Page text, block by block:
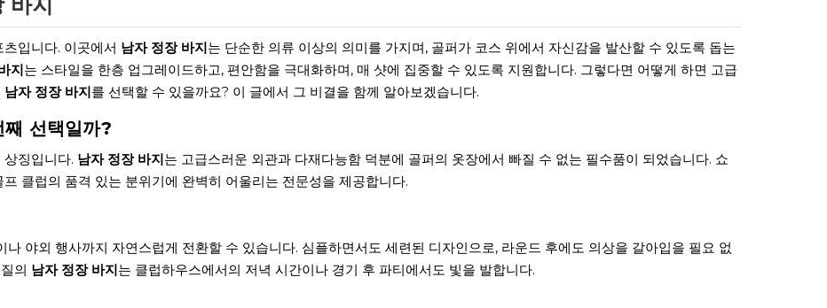
입니다. 이곳에서 남자 정장 바지는 단순한 의류 이상의 의미를 가지며, 골퍼가 코스 위에서 자신감을 발산할 수 있도록 돕는
지는 스타일을 한층 업그레이드하고, 편안함을 극대화하며, 매 샷에 집중할 수 있도록 지원합니다. 그렇다면 어떻게 하면 고급
남자 정장 바지를 선택할 수 있을까요? 이 글에서 그 비결을 함께 알아보겠습니다.
선택일까?
징입니다. 남자 정장 바지는 고급스러운 외관과 다재다능함 덕분에 골퍼의 옷장에서 빠질 수 없는 필수품이 되었습니다. 쇼
프 클럽의 품격 있는 분위기에 완벽히 어울리는 전문성을 제공합니다.
나 야외 행사까지 자연스럽게 전환할 수 있습니다. 심플하면서도 세련된 디자인으로, 라운드 후에도 의상을 갈아입을 필요 없
의 남자 정장 바지는 클럽하우스에서의 저녁 시간이나 경기 후 파티에서도 빛을 발합니다.